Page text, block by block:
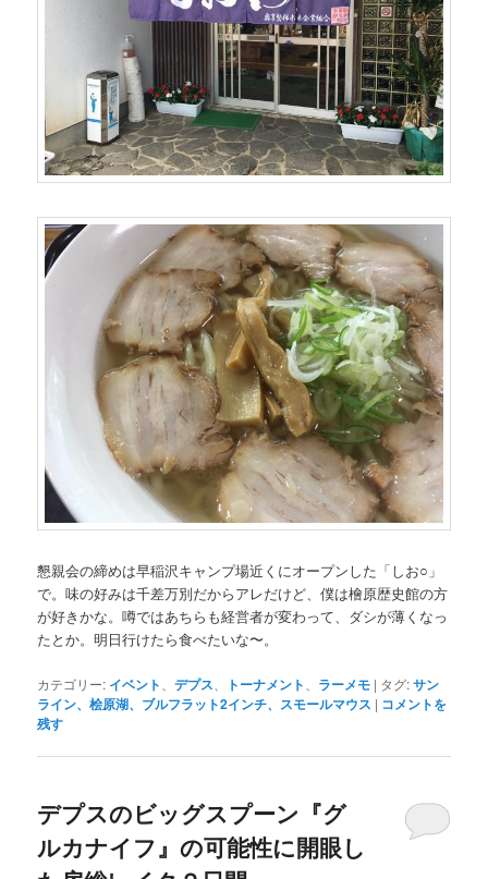
懇親会の締めは早稲沢キャンプ場近くにオープンした「しお○」
で。味の好みは千差万別だからアレだけど、僕は檜原歴史館の方
が好きかな。噂ではあちらも経営者が変わって、ダシが薄くなっ
たとか。明日行けたら食べたいな〜。
カテゴリー: イベント 、デプス トーナメント ラーメモ | タグ:サン
ライン、桧原湖、ブルフラット2インチ、スモールマウス | コメントを
残す
デプスのビッグスプーン『グ
ルカナイフ』の可能性に開眼し